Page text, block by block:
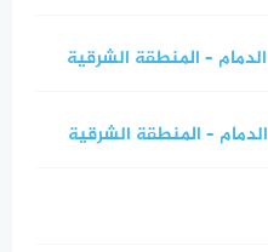
– المنطقة الشرقية
– المنطقة الشرقية